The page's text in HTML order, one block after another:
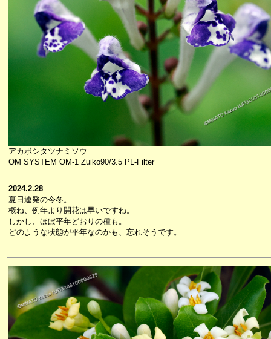
アカボシタツナミソウ
OM SYSTEM OM-1 Zuiko90/3.5 PL-Filter
2024.2.28
夏日連発の今冬。
概ね、例年より開花は早いですね。
しかし、ほぼ平年どおりの種も。
どのような状態が平年なのかも、忘れそうです。